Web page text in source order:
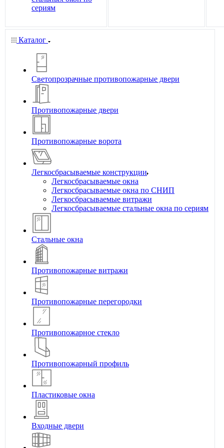
сериям
Каталог
Светопрозрачные противопожарные двери
Противопожарные двери
Противопожарные ворота
Легкосбрасываемые конструкции
Легкосбрасываемые окна
Легкосбрасываемые окна по СНИП
Легкосбрасываемые витражи
Легкосбрасываемые стальные окна по сериям
Стальные окна
Противопожарные витражи
Противопожарные перегородки
Противопожарное стекло
Противопожарный профиль
Пластиковые окна
Входные двери